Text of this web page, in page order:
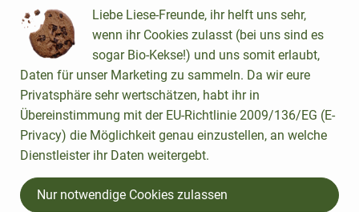
200 g
Feta
Auswahl ändern
(180g)
26,06 € /1kg
Stück
Liebe Liese-Freunde, ihr helft uns sehr,
wenn ihr Cookies zulasst (bei uns sind es
sogar Bio-Kekse!) und uns somit erlaubt,
Daten für unser Marketing zu sammeln. Da wir eure
Privatsphäre sehr wertschätzen, habt ihr in
Übereinstimmung mit der EU-Richtlinie 2009/136/EG (E-
Privacy) die Möglichkeit genau einzustellen, an welche
Dienstleister ihr Daten weitergebt.
Nur notwendige Cookies zulassen